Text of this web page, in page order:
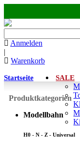
Anmelden
|
Warenkorb
Startseite SALE
Produktkategorien
Modellbahn
H0 - N - Z - Universal